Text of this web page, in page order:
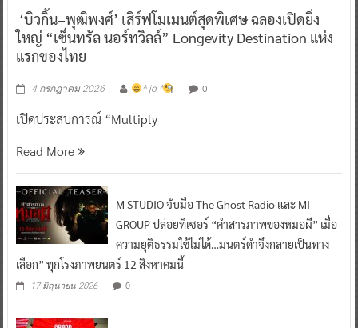
‘บิวกิ้น–พุฒิพงศ์’ เสิร์ฟโมเมนต์สุดพิเศษ ฉลองเปิดยิ่ง
ใหญ่ “เซ็นทรัล นอร์ทวิลล์” Longevity Destination แห่ง
แรกของไทย
4 กรกฎาคม 2026 ^ jo ^ 0
เปิดประสบการณ์ “Multiply
Read More
M STUDIO จับมือ The Ghost Radio และ MI
GROUP ปล่อยทีเซอร์ “คำสารภาพของหมอผี” เมื่อ
ความยุติธรรมใช้ไม่ได้…มนตร์ดำจึงกลายเป็นทาง
เลือก” ทุกโรงภาพยนตร์ 12 สิงหาคมนี้
17 มิถุนายน 2026 0